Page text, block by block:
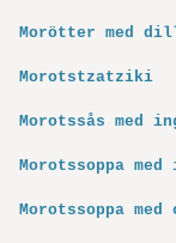
Morötter med
Morotstzatziki
Morotssås med
Morotssoppa
Morotssoppa